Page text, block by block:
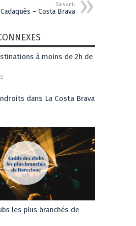
Suivant:
Cadaqués – Costa Brava
à moins de 2h de
dans La Costa Brava
les plus branchés de